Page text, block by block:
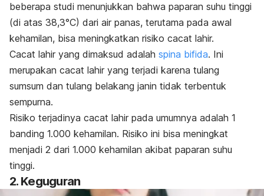
beberapa studi menunjukkan bahwa paparan suhu tinggi
(di atas 38,3°C) dari air panas, terutama pada awal
kehamilan, bisa meningkatkan risiko cacat lahir.
Cacat lahir yang dimaksud adalah spina bifida. Ini
merupakan cacat lahir yang terjadi karena tulang
sumsum dan tulang belakang janin tidak terbentuk
sempurna.
Risiko terjadinya cacat lahir pada umumnya adalah 1
banding 1.000 kehamilan. Risiko ini bisa meningkat
menjadi 2 dari 1.000 kehamilan akibat paparan suhu
tinggi.
2. Keguguran